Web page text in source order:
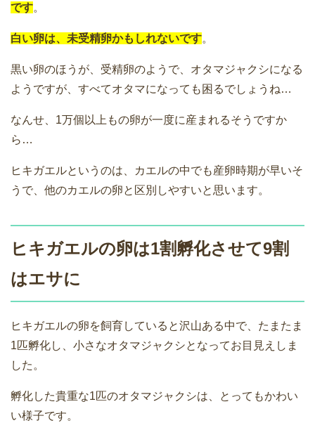
です。
白い卵は、未受精卵かもしれないです。
黒い卵のほうが、受精卵のようで、オタマジャクシになる
ようですが、すべてオタマになっても困るでしょうね…
なんせ、1万個以上もの卵が一度に産まれるそうですか
ら…
ヒキガエルというのは、カエルの中でも産卵時期が早いそ
うで、他のカエルの卵と区別しやすいと思います。
ヒキガエルの卵は1割孵化させて9割
はエサに
ヒキガエルの卵を飼育していると沢山ある中で、たまたま
1匹孵化し、小さなオタマジャクシとなってお目見えしま
した。
孵化した貴重な1匹のオタマジャクシは、とってもかわい
い様子です。